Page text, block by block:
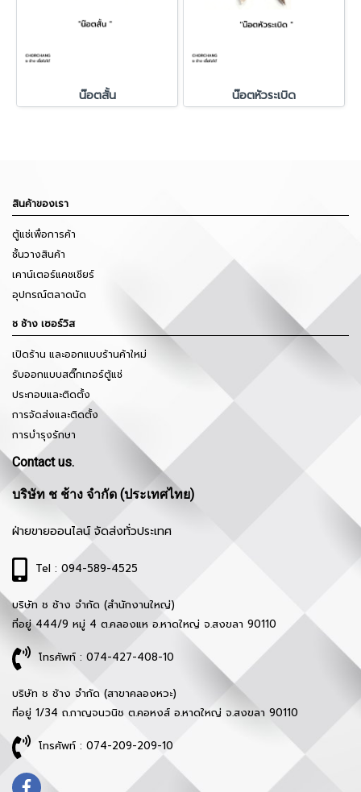
น๊อตสั้น น๊อตหัวระเบิด
สินค้าของเรา
ตู้แช่เพื่อการค้า
ชั้นวางสินค้า
เคาน์เตอร์แคชเชียร์
อุปกรณ์ตลาดนัด
ช ช้าง เซอร์วิส
เปิดร้าน และออกแบบร้านค้าใหม่
รับออกแบบสติ๊กเกอร์ตู้แช่
ประกอบและติดตั้ง
การจัดส่งและติดตั้ง
การบำรุงรักษา
Contact us.
บริษัท ช ช้าง จำกัด (ประเทศไทย)
ฝ่ายขายออนไลน์ จัดส่งทั่วประเทศ
Tel : 094-589-4525
บริษัท ช ช้าง จำกัด (สำนักงานใหญ่)
ที่อยู่ 444/9 หมู่ 4 ต.คลองแห อ.หาดใหญ่ จ.สงขลา 90110
โทรศัพท์ : 074-427-408-10
บริษัท ช ช้าง จำกัด (สาขาคลองหวะ)
ที่อยู่ 1/34 ถ.กาญจนวนิช ต.คอหงส์ อ.หาดใหญ่ จ.สงขลา 90110
โทรศัพท์ : 074-209-209-10